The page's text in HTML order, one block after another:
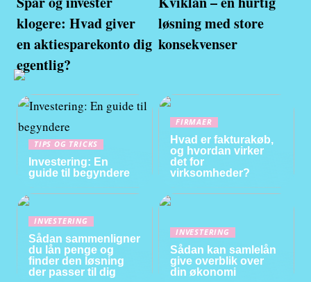
klogere: Hvad giver
en aktiesparekonto dig
egentlig?
løsning med store
konsekvenser
TIPS OG TRICKS
Investering: En
guide til begyndere
FIRMAER
Hvad er fakturakøb,
og hvordan virker
det for
virksomheder?
INVESTERING
Sådan sammenligner
du lån penge og
finder den løsning
der passer til dig
INVESTERING
Sådan kan samlelån
give overblik over
din økonomi